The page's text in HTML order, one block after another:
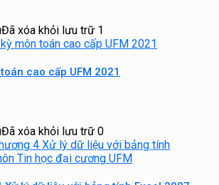
Đã xóa khỏi lưu trữ 1
cao cấp UFM 2021
Đã xóa khỏi lưu trữ 0